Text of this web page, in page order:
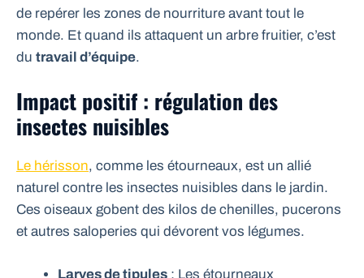
de repérer les zones de nourriture avant tout le
monde. Et quand ils attaquent un arbre fruitier, c’est
du travail d’équipe.
Impact positif : régulation des
insectes nuisibles
Le hérisson, comme les étourneaux, est un allié
naturel contre les insectes nuisibles dans le jardin.
Ces oiseaux gobent des kilos de chenilles, pucerons
et autres saloperies qui dévorent vos légumes.
Larves de tipules : Les étourneaux